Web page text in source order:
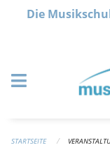
Navigation
Die
STARTSEITE